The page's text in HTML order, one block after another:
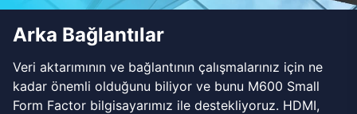
Arka Bağlantılar
Veri aktarımının ve bağlantının çalışmalarınız için ne
kadar önemli olduğunu biliyor ve bunu M600 Small
Form Factor bilgisayarımız ile destekliyoruz. HDMI,